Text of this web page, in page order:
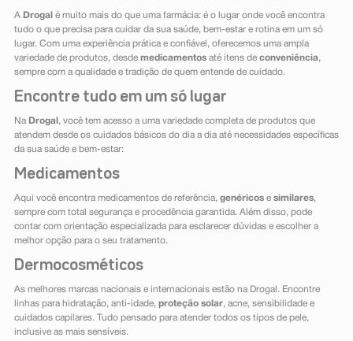
A Drogal é muito mais do que uma farmácia: é o lugar onde você encontra
tudo o que precisa para cuidar da sua saúde, bem-estar e rotina em um só
lugar. Com uma experiência prática e confiável, oferecemos uma ampla
variedade de produtos, desde medicamentosaté itens de conveniência,
sempre com a qualidade e tradição de quem entende de cuidado.
Encontre tudo em um só lugar
Na Drogal , você tem acesso a uma variedade completa de produtos que
atendem desde os cuidados básicos do dia a dia até necessidades específicas
da sua saúde e bem-estar:
Medicamentos
Aqui você encontra medicamentos de referência, genéricose similares,
sempre com total segurança e procedência garantida. Além disso, pode
contar com orientação especializada para esclarecer dúvidas e escolher a
melhor opção para o seu tratamento.
Dermocosméticos
As melhores marcas nacionais e internacionais estão na Drogal. Encontre
linhas para hidratação, anti-idade, proteção solar, acne, sensibilidade e
cuidados capilares. Tudo pensado para atender todos os tipos de pele,
inclusive as mais sensíveis.